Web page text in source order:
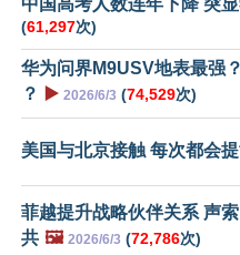
中国高考人数连年下降 突
(61,297次)
华为问界M9USV地表最强
？
▶️ 2026/6/3 (74,529次)
美国与北京接触 每次都会
菲越提升战略伙伴关系 声
共 🖼️ 2026/6/3 (72,786次)